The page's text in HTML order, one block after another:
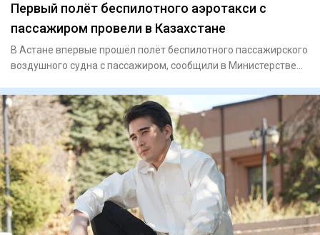
Первый полёт беспилотного аэротакси с
пассажиром провели в Казахстане
В Астане впервые прошёл полёт беспилотного пассажирского
воздушного судна с пассажиром, сообщили в Министерстве